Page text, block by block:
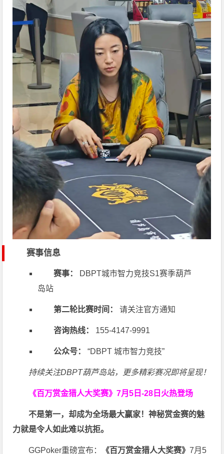
赛事信息
赛事：
DBPT城市智力竞技S1赛季葫芦
岛站
第二轮比赛时间： 请关注官方通知
咨询热线： 155-4147-9991
公众号： “DBPT 城市智力竞技”
持续关注DBPT葫芦岛站，更多精彩赛况即将呈现！
《百万赏金猎人大奖赛》7月5日-28日火热登场
不是第一，却成为全场最大赢家！神秘赏金赛的魅
力就是令人如此难以抗拒。
GGPoker重磅宣布： 《百万赏金猎人大奖赛》7月5